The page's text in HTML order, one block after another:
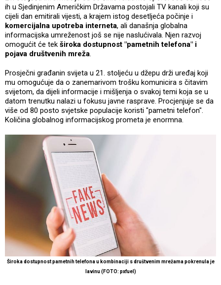
ih u Sjedinjenim Američkim Državama postojali TV kanali koji su
cijeli dan emitirali vijesti, a krajem istog desetljeća počinje i
komercijalna upotreba interneta, ali današnja globalna
informacijska umreženost još se nije naslućivala. Njen razvoj
omogućit će tek široka dostupnost "pametnih telefona" i
pojava društvenih mreža.
Prosječni građanin svijeta u 21. stoljeću u džepu drži uređaj koji
mu omogućuje da o zanemarivom trošku komunicira s čitavim
svijetom, da dijeli informacije i mišljenja o svakoj temi koja se u
datom trenutku nalazi u fokusu javne rasprave. Procjenjuje se da
više od 80 posto svjetske populacije koristi "pametni telefon".
Količina globalnog informacijskog prometa je enormna.
Široka dostupnost pametnih telefona u kombinaciji s društvenim mrežama pokrenula je
lavinu (FOTO: pxfuel)